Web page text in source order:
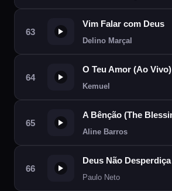
Vim Falar com Deus
Delino Marçal
O Teu Amor (Ao Vivo)
Kemuel
Aline Barros
Paulo Neto